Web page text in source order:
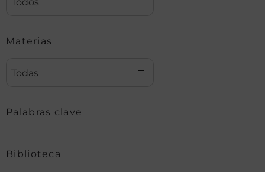
Materias
Todas
Palabras clave
Biblioteca